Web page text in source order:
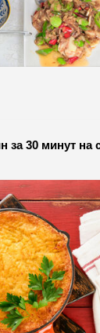
за 30 минут